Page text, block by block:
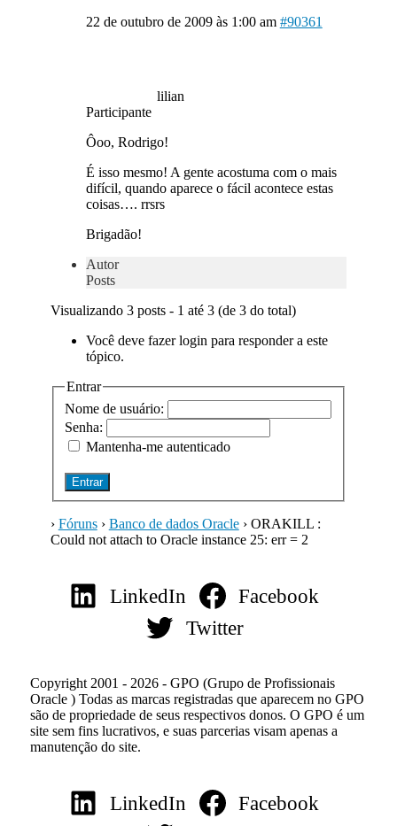
22 de outubro de 2009 às 1:00 am #90361
lilian
Participante
Ôoo, Rodrigo!
É isso mesmo! A gente acostuma com o mais
difícil, quando aparece o fácil acontece estas
coisas…. rrsrs
Brigadão!
Autor
Posts
Visualizando 3 posts - 1 até 3 (de 3 do total)
Você deve fazer login para responder a este
tópico.
Entrar
Nome de usuário:
Senha:
Mantenha-me autenticado
Entrar
› Fóruns › Banco de dados Oracle › ORAKILL :
Could not attach to Oracle instance 25: err = 2
LinkedIn
Facebook
Twitter
Copyright 2001 - 2026 - GPO (Grupo de Profissionais
Oracle ) Todas as marcas registradas que aparecem no GPO
são de propriedade de seus respectivos donos. O GPO é um
site sem fins lucrativos, e suas parcerias visam apenas a
manutenção do site.
LinkedIn
Facebook